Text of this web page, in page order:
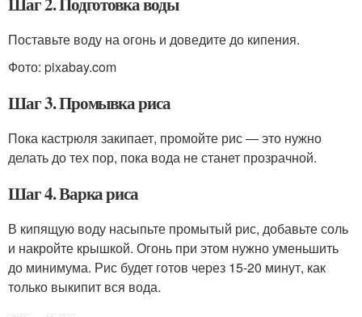
Поставьте воду на огонь и доведите до кипения.
Фото: pixabay.com
Шаг 3. Промывка риса
Пока кастрюля закипает, промойте рис — это нужно
делать до тех пор, пока вода не станет прозрачной.
Шаг 4. Варка риса
В кипящую воду насыпьте промытый рис, добавьте соль
и накройте крышкой. Огонь при этом нужно уменьшить
до минимума. Рис будет готов через 15-20 минут, как
только выкипит вся вода.